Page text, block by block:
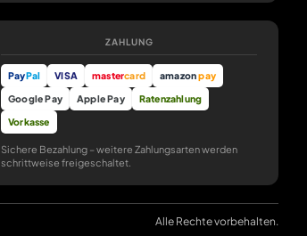
ZAHLUNG
PayPal VISA mastercard amazonpay
Google Pay
Apple Pay
Ratenzahlung
Vorkasse
Sichere Bezahlung – weitere Zahlungsarten werden
schrittweise freigeschaltet.
Alle Rechte vorbehalten.